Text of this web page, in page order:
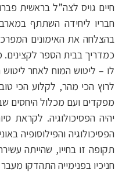
חבריו ליחידה השתתף
בהצלחה את האימונים
לו – ליטוש המוח לאחר
לרוץ הכי מהר, לקלוע הכי
מפקדים ועם מכלול היחסים
יהיה הפסיכולוגיה. לקראת
הפסיכולוגיה והפילוסופיה
תקופה זו בחייו, שהייתה
חניכיו בפנימייה התהדקו